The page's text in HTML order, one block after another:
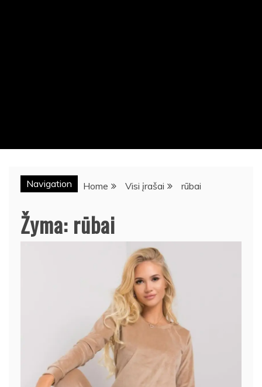
Navigation Home Visi įrašai rūbai
Žyma: rūbai